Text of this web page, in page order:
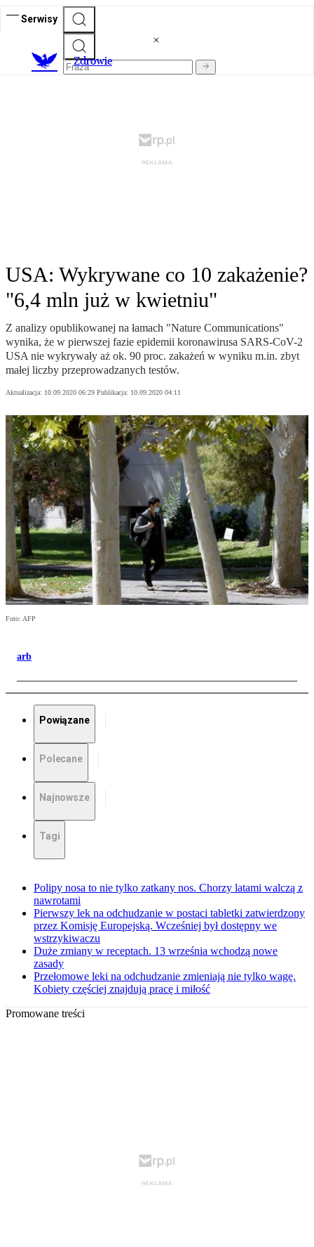
Serwisy
Zdrowie
USA: Wykrywane co 10 zakażenie?
"6,4 mln już w kwietniu"
Z analizy opublikowanej na łamach "Nature Communications"
wynika, że w pierwszej fazie epidemii koronawirusa SARS-CoV-2
USA nie wykrywały aż ok. 90 proc. zakażeń w wyniku m.in. zbyt
małej liczby przeprowadzanych testów.
Aktualizacja: 10.09.2020 06:29 Publikacja: 10.09.2020 04:11
Foto: AFP
arb
Powiązane
Polecane
Najnowsze
Tagi
Polipy nosa to nie tylko zatkany nos. Chorzy latami walczą z
nawrotami
Pierwszy lek na odchudzanie w postaci tabletki zatwierdzony
przez Komisję Europejską. Wcześniej był dostępny we
wstrzykiwaczu
Duże zmiany w receptach. 13 września wchodzą nowe
zasady
Przełomowe leki na odchudzanie zmieniają nie tylko wagę.
Kobiety częściej znajdują pracę i miłość
Promowane treści